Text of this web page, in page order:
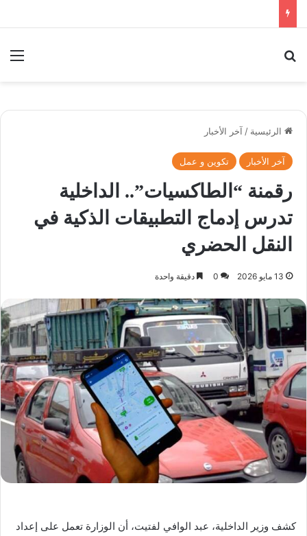
الرئيسية / آخر الأخبار
آخر الأخبار تكوين و عمل
رقمنة “الطاكسيات”.. الداخلية
تدرس إدماج التطبيقات الذكية في
النقل الحضري
13 مايو 2026 0 دقيقة واحدة
كشف وزير الداخلية، عبد الوافي لفتيت، أن الوزارة تعمل على إعداد